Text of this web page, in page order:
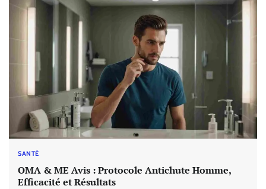
SANTÉ
OMA & ME Avis : Protocole Antichute Homme,
Efficacité et Résultats